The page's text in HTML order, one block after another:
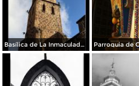
Basílica de La Inmaculada Concepción.